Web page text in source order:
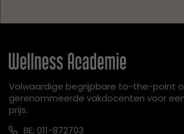
Volwaardige begrijpbare to-the-point
gerenommeerde vakdocenten voor
prijs.
BE: 011-872703